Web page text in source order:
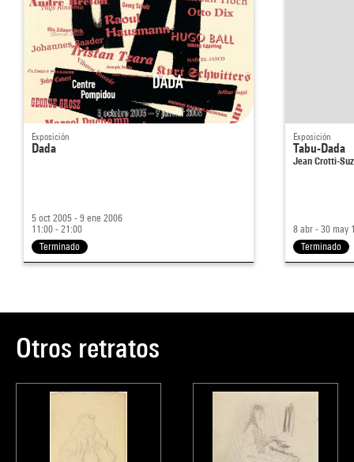
Exposición
Dada
5 oct 2005 - 9 ene 2006
11:00 - 21:00
Terminado
Exposición
Tabu-Dada
Jean Crotti-
8 abr - 30 may
Terminado
Otros retratos